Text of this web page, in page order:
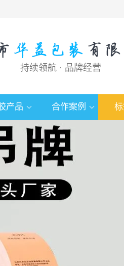
持续领航 · 品牌经营
产品 合作案例